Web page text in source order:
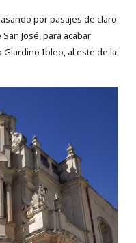
por pasajes de claro
José, para acabar
Ibleo, al este de la